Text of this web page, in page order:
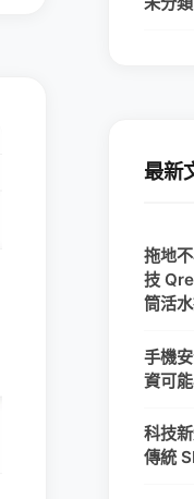
最新
拖地
技
筒活
手機
資可
科技
傳統